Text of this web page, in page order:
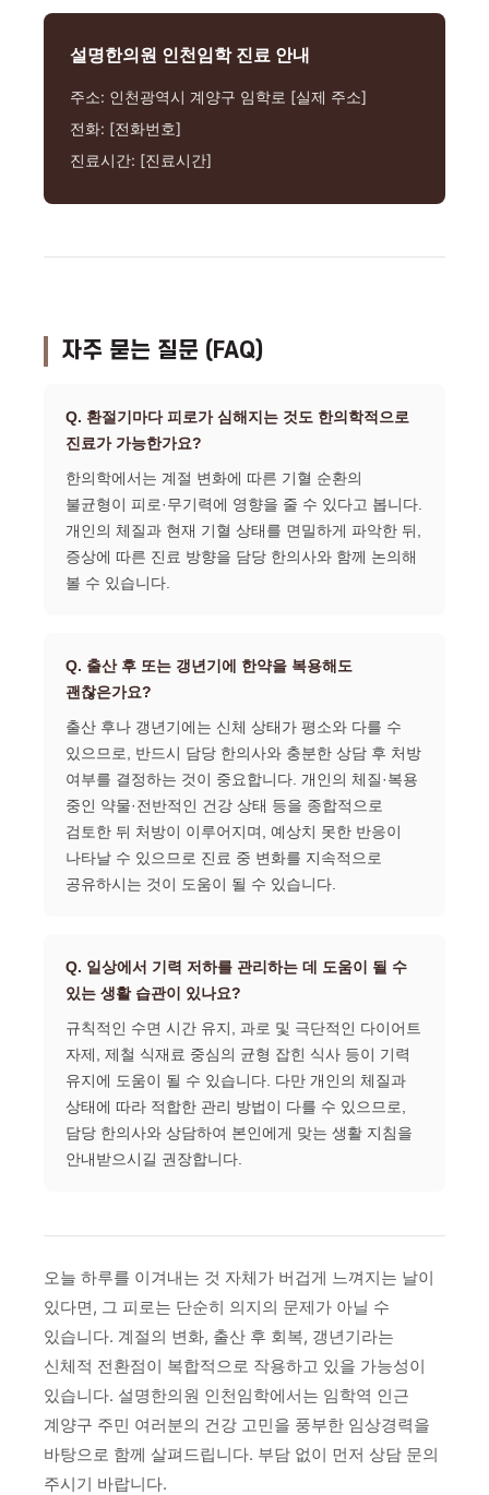
설명한의원 인천임학 진료 안내
주소: 인천광역시 계양구 임학로 [실제 주소]
전화: [전화번호]
진료시간: [진료시간]
자주 묻는 질문 (FAQ)
Q. 환절기마다 피로가 심해지는 것도 한의학적으로
진료가 가능한가요?
한의학에서는 계절 변화에 따른 기혈 순환의
불균형이 피로·무기력에 영향을 줄 수 있다고 봅니다.
개인의 체질과 현재 기혈 상태를 면밀하게 파악한 뒤,
증상에 따른 진료 방향을 담당 한의사와 함께 논의해
볼 수 있습니다.
Q. 출산 후 또는 갱년기에 한약을 복용해도
괜찮은가요?
출산 후나 갱년기에는 신체 상태가 평소와 다를 수
있으므로, 반드시 담당 한의사와 충분한 상담 후 처방
여부를 결정하는 것이 중요합니다. 개인의 체질·복용
중인 약물·전반적인 건강 상태 등을 종합적으로
검토한 뒤 처방이 이루어지며, 예상치 못한 반응이
나타날 수 있으므로 진료 중 변화를 지속적으로
공유하시는 것이 도움이 될 수 있습니다.
Q. 일상에서 기력 저하를 관리하는 데 도움이 될 수
있는 생활 습관이 있나요?
규칙적인 수면 시간 유지, 과로 및 극단적인 다이어트
자제, 제철 식재료 중심의 균형 잡힌 식사 등이 기력
유지에 도움이 될 수 있습니다. 다만 개인의 체질과
상태에 따라 적합한 관리 방법이 다를 수 있으므로,
담당 한의사와 상담하여 본인에게 맞는 생활 지침을
안내받으시길 권장합니다.
오늘 하루를 이겨내는 것 자체가 버겁게 느껴지는 날이
있다면, 그 피로는 단순히 의지의 문제가 아닐 수
있습니다. 계절의 변화, 출산 후 회복, 갱년기라는
신체적 전환점이 복합적으로 작용하고 있을 가능성이
있습니다. 설명한의원 인천임학에서는 임학역 인근
계양구 주민 여러분의 건강 고민을 풍부한 임상경력을
바탕으로 함께 살펴드립니다. 부담 없이 먼저 상담 문의
주시기 바랍니다.